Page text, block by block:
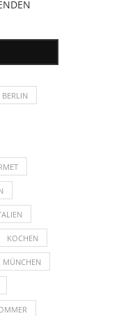
BERLIN
KOCHEN
MÜNCHEN